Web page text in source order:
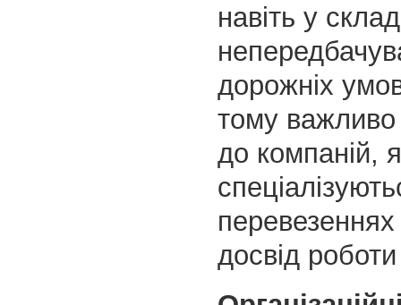
навіть у
дорожніх
тому важливо
до компаній,
досвід